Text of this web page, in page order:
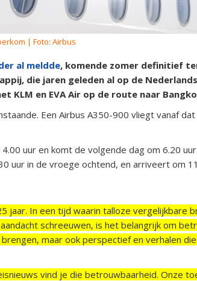
| Foto: Airbus
al meldde, komende zomer definitief
die jaren geleden al op de
KLM en EVA Air op de route naar
Een Airbus A350-900 vliegt vanaf
uur en komt de volgende dag om 6.20
uur in de vroege ochtend, en arriveert om
jaar. In een tijd waarin talloze vergelijkbare
schreeuwen, is het belangrijk om
maar ook perspectief en verhalen
vind je die betrouwbaarheid. Onze